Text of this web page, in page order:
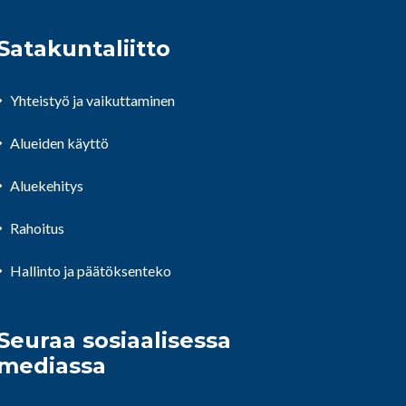
Yhteistyö ja vaikuttaminen
Alueiden käyttö
Aluekehitys
Rahoitus
Hallinto ja päätöksenteko
sosiaalisessa